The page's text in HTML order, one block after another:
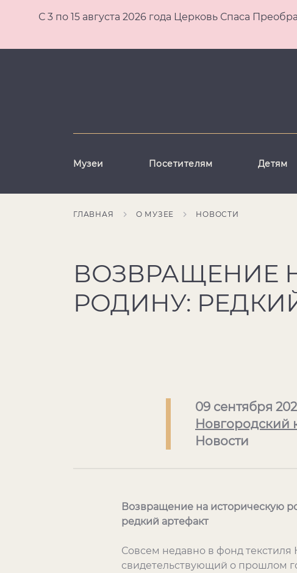
С 3 по 15 августа 2026 года Церковь Спаса
Музеи Посетителям Детям
ГЛАВНАЯ О МУЗЕЕ НОВОСТИ
ВОЗВРАЩЕНИЕ
РОДИНУ:
09 сентября
Новгородский
Новости
Возвращение на историческую
редкий артефакт
Совсем недавно в фонд
свидетельствующий о прошлом